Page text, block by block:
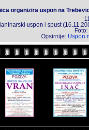
organizira uspon na
uspon i spust
Opsirnije: Uspon